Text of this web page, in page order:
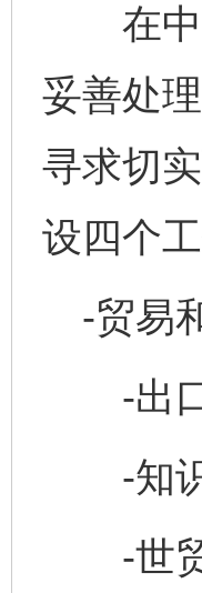
在中
妥善处
寻求切
设四个
-贸易
-出口
-知识
-世贸